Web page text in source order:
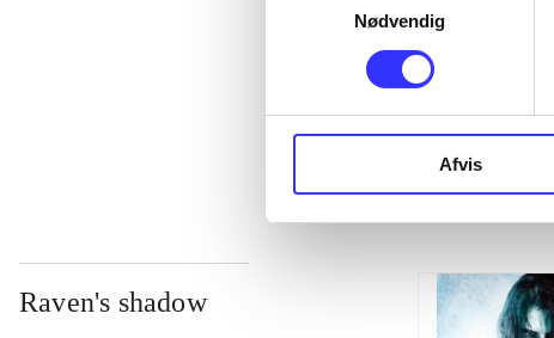
Nødvendig
Afvis
...
Raven's shadow